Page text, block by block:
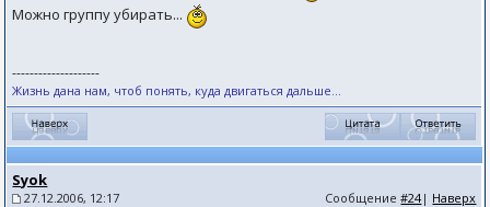
Можно группу убирать...
--------------------
Жизнь дана нам, чтоб понять, куда двигаться дальше...
Syok
27.12.2006, 12:17 Сообщение#24| Наверх